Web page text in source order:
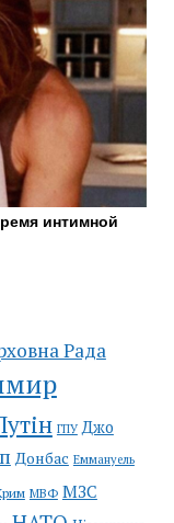
интимной
Рада
ГПУ Джо
Донбас Еммануель
МВФ МЗС